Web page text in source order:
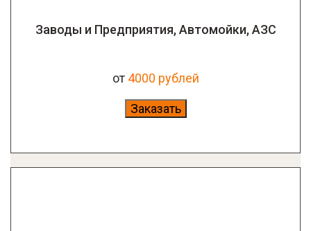
Заводы и Предприятия, Автомойки, АЗС
от 4000 рублей
Заказать